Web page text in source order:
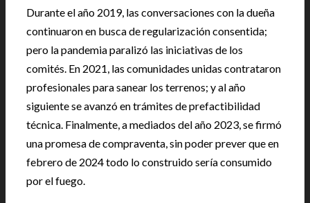
Durante el año 2019, las conversaciones con la dueña
continuaron en busca de regularización consentida;
pero la pandemia paralizó las iniciativas de los
comités. En 2021, las comunidades unidas contrataron
profesionales para sanear los terrenos; y al año
siguiente se avanzó en trámites de prefactibilidad
técnica. Finalmente, a mediados del año 2023, se firmó
una promesa de compraventa, sin poder prever que en
febrero de 2024 todo lo construido sería consumido
por el fuego.